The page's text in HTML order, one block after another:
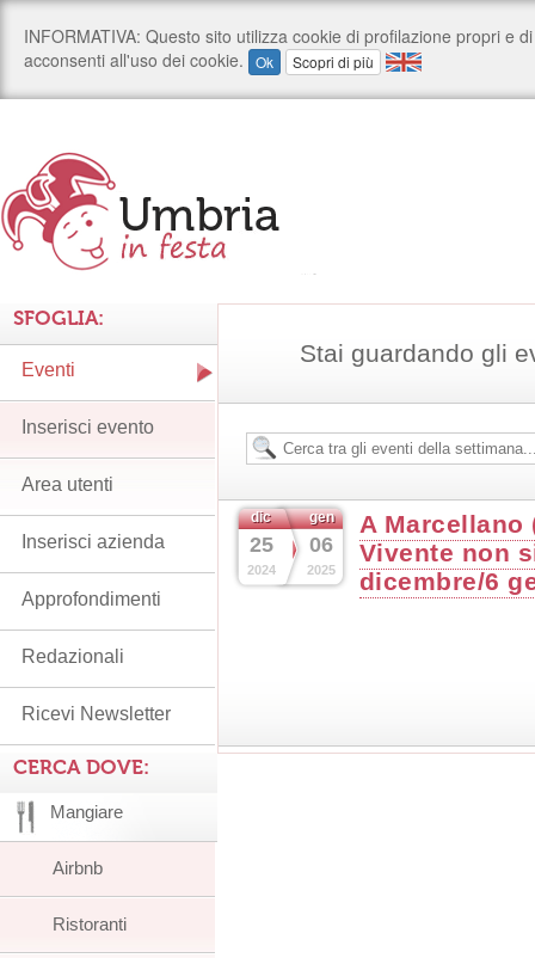
Stai guardando gli
dic
25
2024
gen
06
2025
A Marcellano
Vivente non
dicembre/6
SFOGLIA:
Eventi
Inserisci evento
Area utenti
Inserisci azienda
Approfondimenti
Redazionali
Ricevi Newsletter
CERCA DOVE:
Mangiare
Airbnb
Ristoranti